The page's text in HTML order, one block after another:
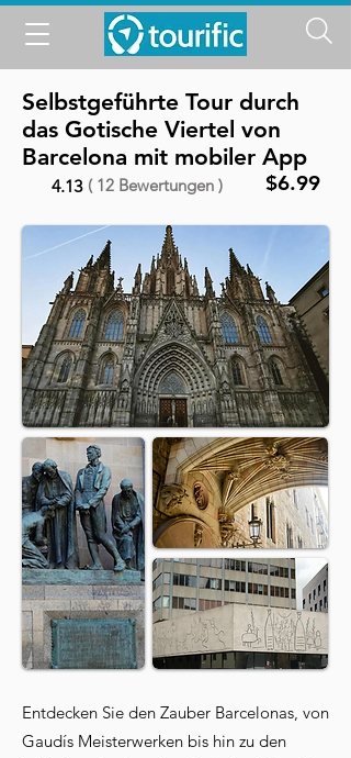
Selbstgeführte Tour durch
das Gotische Viertel von
Barcelona mit mobiler App
4.13 ( 12 Bewertungen ) $6.99
Entdecken Sie den Zauber Barcelonas, von
Gaudís Meisterwerken bis hin zu den